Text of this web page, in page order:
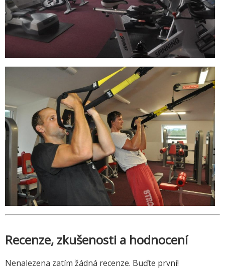
Recenze, zkušenosti a hodnocení
Nenalezena zatím žádná recenze. Buďte první!